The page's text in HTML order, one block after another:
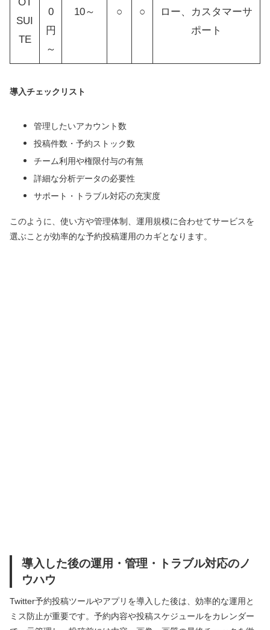
SUI
TE
0
円
～
10～ ○ ○
ロー、カスタマーサ
ポート
導入チェックリスト
管理したいアカウント数
投稿件数・予約ストック数
チーム利用や権限付与の有無
詳細な分析データの必要性
サポート・トラブル対応の充実度
このように、使い方や管理体制、運用規模に合わせてサービスを
選ぶことが効率的な予約投稿運用のカギとなります。
導入した後の運用・管理・トラブル対応のノ
ウハウ
Twitter予約投稿ツールやアプリを導入した後は、効率的な運用と
ミス防止が重要です。予約内容や投稿スケジュールをカレンダー